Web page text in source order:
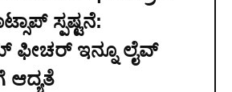
ಸ್ಪಷ್ಟನೆ:
ಇನ್ನೂ ಲೈವ್
ಆದ್ಯತೆ